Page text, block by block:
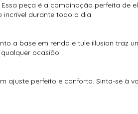
peça é a combinação perfeita de
incrível durante todo o dia.
a base em renda e tule illusion traz
ocasião.
perfeito e conforto. Sinta-se à